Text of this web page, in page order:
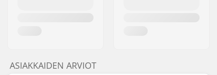
ASIAKKAIDEN ARVIOT